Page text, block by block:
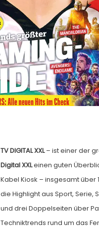
TV DIGITAL XXL– ist einer der
Digital XXLeinen guten
Kabel Kiosk – insgesamt
die Highlight aus Sport,
und drei Doppelseiten über
Techniktrends rund um das